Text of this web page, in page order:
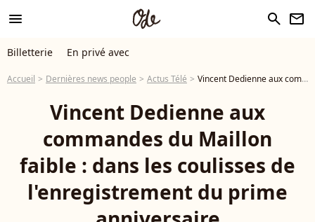
menu search newsletter
Billetterie En privé avec
Accueil Dernières news people Actus Télé Vincent Dedienne aux commandes du Maillon faible : dans les coulisses de l'enregistrement du prime anniversaire
Vincent Dedienne aux
commandes du Maillon
faible : dans les coulisses de
l'enregistrement du prime